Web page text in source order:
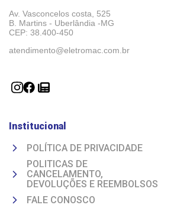
Av. Vasconcelos costa, 525
B. Martins - Uberlândia -MG
CEP: 38.400-450
atendimento@eletromac.com.br
Institucional
POLÍTICA DE PRIVACIDADE
POLITICAS DE
CANCELAMENTO,
DEVOLUÇÕES E REEMBOLSOS
FALE CONOSCO